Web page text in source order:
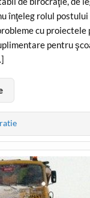
înţeleg rolul postului
cu proiectele
pentru